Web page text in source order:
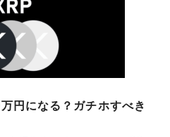
円になる？ガチホすべき